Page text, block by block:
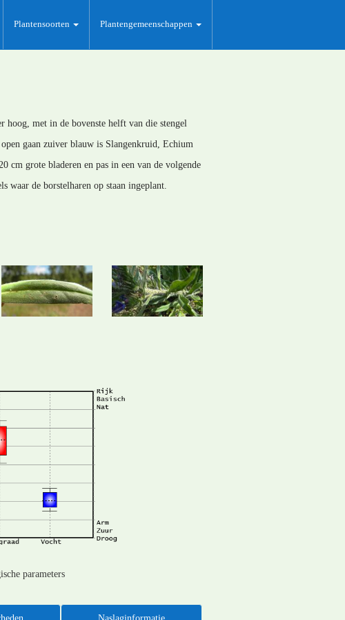
Plantensoorten Plantengemeenschappen
hoog, met in de bovenste helft van die stengel
gaan zuiver blauw is Slangenkruid, Echium
cm grote bladeren en pas in een van de volgende
waar de borstelharen op staan ingeplant.
parameters